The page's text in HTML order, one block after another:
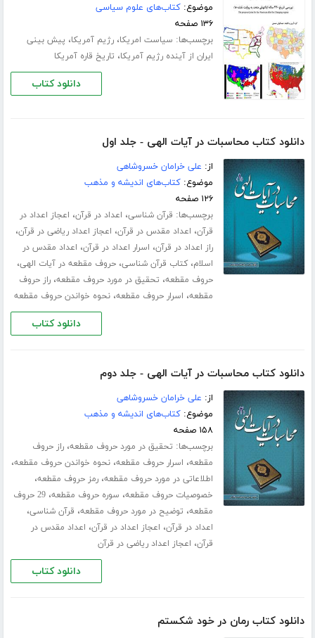
موضوع:کتاب‌های علوم سیاسی
۱۳۶ صفحه
برچسب‌ها: سیاست امریکا،رژیم آمریکا، پیش بینی
ایران از آینده رژیم آمریکا، تاریخ قاره آمریکا
دانلود کتاب
دانلود کتاب محاسبات در آیات الهی - جلد اول
از: علی خرامان خسروشاهی
موضوع:کتاب‌های اندیشه و مذهب
۱۲۶ صفحه
برچسب‌ها: قرآن شناسی، اعداد در قرآن، اعجاز اعداد در
قرآن، اعداد مقدس در قرآن، اعجاز اعداد ریاضی در قرآن،
راز اعداد در قرآن، اسرار اعداد در قرآن، اعداد مقدس در
اسلام،کتاب قرآن شناسی،حروف مقطعه در آیات الهی،
حروف مقطعه، تحقیق در مورد حروف مقطعه،راز حروف
مقطعه، اسرار حروف مقطعه،نحوه خواندن حروف مقطعه
دانلود کتاب
دانلود کتاب محاسبات در آیات الهی - جلد دوم
از: علی خرامان خسروشاهی
موضوع:کتاب‌های اندیشه و مذهب
۱۵۸ صفحه
برچسب‌ها: تحقیق در مورد حروف مقطعه،راز حروف
مقطعه، اسرار حروف مقطعه،نحوه خواندن حروف مقطعه،
اطلاعاتی در مورد حروف مقطعه،رمز حروف مقطعه،
خصوصیات حروف مقطعه، سوره حروف مقطعه،
29 حروف
مقطعه، توضیح در مورد حروف مقطعه، قرآن شناسی،
اعداد در قرآن، اعجاز اعداد در قرآن، اعداد مقدس در
قرآن، اعجاز اعداد ریاضی در قرآن
دانلود کتاب
دانلود کتاب رمان در خود شکستم